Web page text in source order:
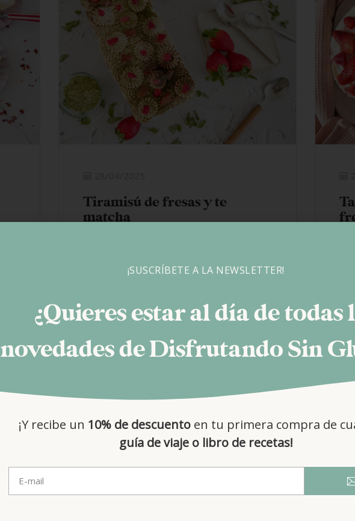
Tiramisú de fresas y te
matcha
¡SUSCRÍBETE A LA NEWSLETTER!
¿Quieres estar al día de todas
novedades de Disfrutando Sin
¡Y recibe un 10% de descuento en tu primera compra de
guía de viaje o libro de recetas!